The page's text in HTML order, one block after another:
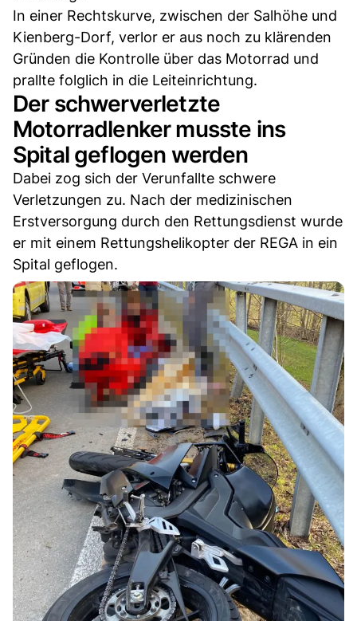
In einer Rechtskurve, zwischen der Salhöhe und
Kienberg-Dorf, verlor er aus noch zu klärenden
Gründen die Kontrolle über das Motorrad und
prallte folglich in die Leiteinrichtung.
Der schwerverletzte
Motorradlenker musste ins
Spital geflogen werden
Dabei zog sich der Verunfallte schwere
Verletzungen zu. Nach der medizinischen
Erstversorgung durch den Rettungsdienst wurde
er mit einem Rettungshelikopter der REGA in ein
Spital geflogen.